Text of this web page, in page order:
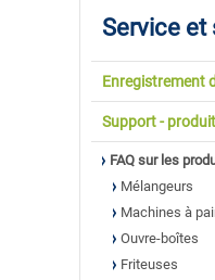
Service et
Enregistrement
Support -
FAQ sur les
Mélangeurs
Machines à
Ouvre-boîtes
Friteuses